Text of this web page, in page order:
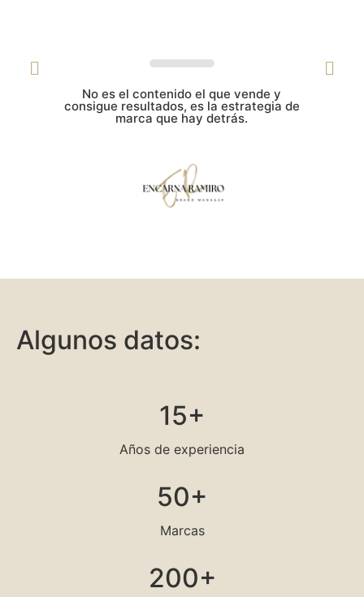
No es el contenido el que vende y
consigue resultados, es la estrategia de
marca que hay detrás.
Algunos datos:
15+
Años de experiencia
50+
Marcas
200+